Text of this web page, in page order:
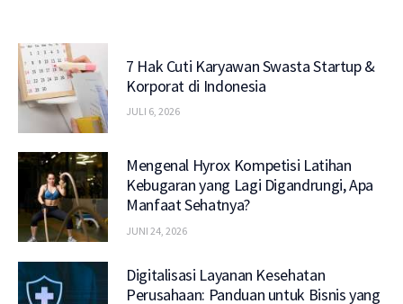
7 Hak Cuti Karyawan Swasta Startup &
Korporat di Indonesia
JULI 6, 2026
Mengenal Hyrox Kompetisi Latihan
Kebugaran yang Lagi Digandrungi, Apa
Manfaat Sehatnya?
JUNI 24, 2026
Digitalisasi Layanan Kesehatan
Perusahaan: Panduan untuk Bisnis yang